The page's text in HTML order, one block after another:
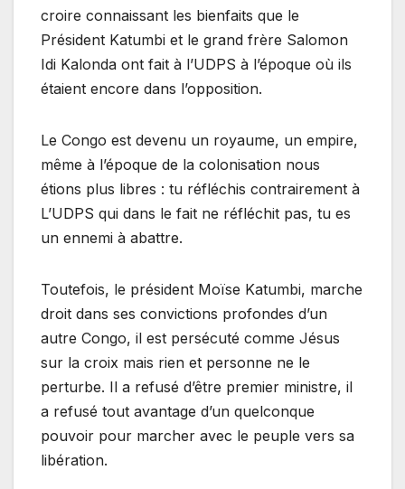
croire connaissant les bienfaits que le
Président Katumbi et le grand frère Salomon
Idi Kalonda ont fait à l’UDPS à l’époque où ils
étaient encore dans l’opposition.
Le Congo est devenu un royaume, un empire,
même à l’époque de la colonisation nous
étions plus libres : tu réfléchis contrairement à
L’UDPS qui dans le fait ne réfléchit pas, tu es
un ennemi à abattre.
Toutefois, le président Moïse Katumbi, marche
droit dans ses convictions profondes d’un
autre Congo, il est persécuté comme Jésus
sur la croix mais rien et personne ne le
perturbe. Il a refusé d’être premier ministre, il
a refusé tout avantage d’un quelconque
pouvoir pour marcher avec le peuple vers sa
libération.